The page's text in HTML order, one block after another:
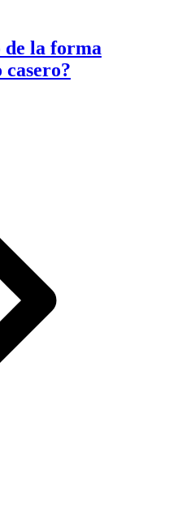
de la forma